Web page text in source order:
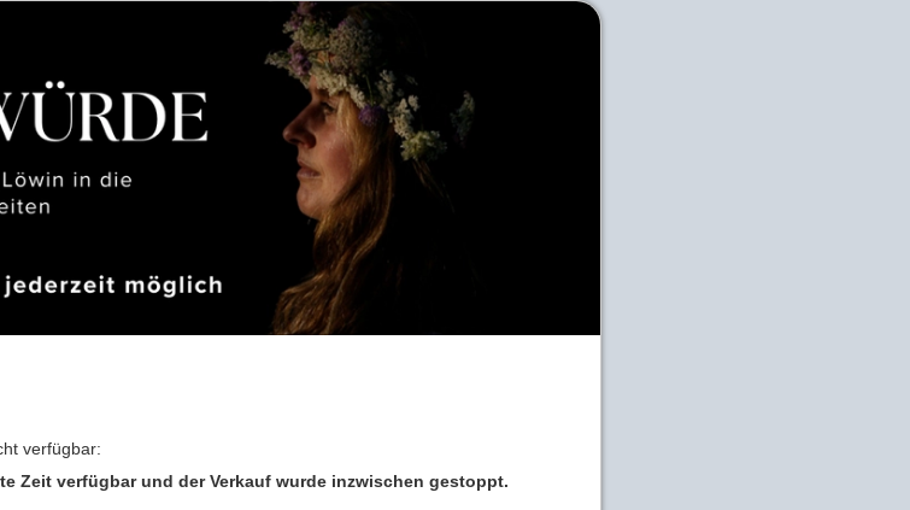
verfügbar:
Zeit verfügbar und der Verkauf wurde inzwischen gestoppt.